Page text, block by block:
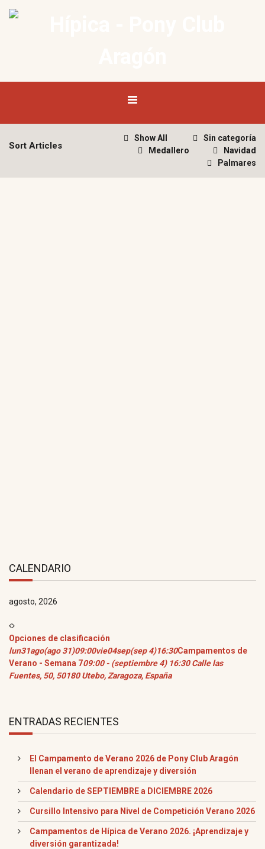
Sort Articles
Show All
Sin categoría
Medallero
Navidad
Palmares
CALENDARIO
agosto, 2026
Opciones de clasificación
lun31ago(ago 31)09:00vie04sep(sep 4)16:30Campamentos de
Verano - Semana 709:00 - (septiembre 4) 16:30 Calle las
Fuentes, 50, 50180 Utebo, Zaragoza, España
ENTRADAS RECIENTES
El Campamento de Verano 2026 de Pony Club Aragón
llenan el verano de aprendizaje y diversión
Calendario de SEPTIEMBRE a DICIEMBRE 2026
Cursillo Intensivo para Nivel de Competición Verano 2026
Campamentos de Hípica de Verano 2026. ¡Aprendizaje y
diversión garantizada!